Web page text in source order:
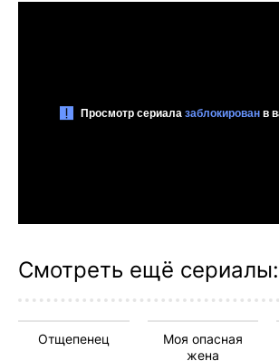
Смотреть ещё сериалы:
Отщепенец
Моя опасная
жена